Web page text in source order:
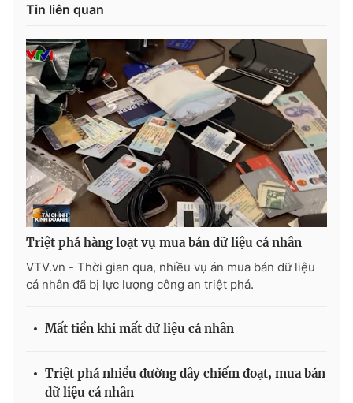
® Cấm sao chép dưới mọi hình thức nếu không có sự chấp
thuận bằng văn bản. Ghi rõ nguồn VTV.vn khi phát hành lại
thông tin từ website này.
Tin liên quan
Triệt phá hàng loạt vụ mua bán dữ liệu cá nhân
VTV.vn - Thời gian qua, nhiều vụ án mua bán dữ liệu
cá nhân đã bị lực lượng công an triệt phá.
Mất tiền khi mất dữ liệu cá nhân
Triệt phá nhiều đường dây chiếm đoạt, mua bán
dữ liệu cá nhân